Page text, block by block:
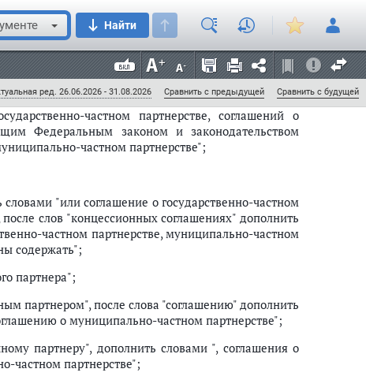
Найти
партнерстве
ред. 26.06.2026 - 31.08.2026 Сравнить с предыдущей Сравнить с будущей
автомобильной дороги.";
частном партнерстве, соглашений о
частном партнерстве, соглашений о
Федеральным законом и законодательством
частном партнерстве";
"или соглашение о государственно-частном
слов "концессионных соглашениях" дополнить
частном партнерстве, муниципально-частном
содержать";
партнера";
партнером", после слова "соглашению" дополнить
о муниципально-частном партнерстве";
партнеру", дополнить словами ", соглашения о
частном партнерстве";